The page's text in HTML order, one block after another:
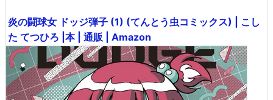
炎の闘球女 ドッジ弾子 (1) (てんとう虫コミックス) | こし
た てつひろ |本 | 通販 | Amazon